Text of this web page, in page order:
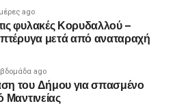
ago
φυλακές Κορυδαλλού –
μετά από αναταραχή
ago
του Δήμου για σπασμένο